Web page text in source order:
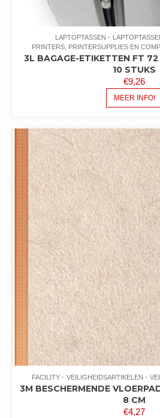
LAPTOPTASSEN
PRINTERS, PRINTERSUPPLIES EN
3L BAGAGE-ETIKETTEN FT 72
10 STUKS
€9,26
MEER INFO!
FACILITY VEILIGHEIDSARTIKELEN
3M BESCHERMENDE
8 CM
€4,27